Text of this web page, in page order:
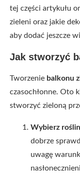
tej części artykułu
zieleni oraz jakie
aby dodać jeszcze
Jak stworzyć
Tworzenie balkonu
czasochłonne. Oto
stworzyć zieloną
Wybierz
dobrze
uwagę